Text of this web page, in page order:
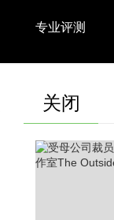
专业评测
关闭